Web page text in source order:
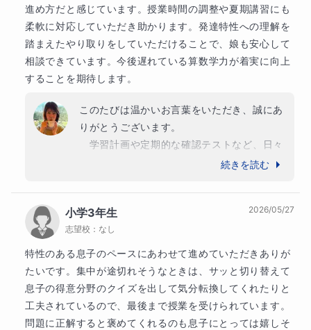
といった経験をしていることもあります。
そのため本コースでは、
できた経験を積み重ねること
お子さんに合った学習方法を見つけながら、少しずつ国語
への自信を育てていきます。
🌼授業の流れ（50分）🌼
進め方だと感じています。授業時間の調整や夏期講習にも
柔軟に対応していただき助かります。発達特性への理解を
踏まえたやり取りをしていただけることで、娘も安心して
相談できています。今後遅れている算数学力が着実に向上
することを期待します。
このたびは温かいお言葉をいただき、誠にあ
りがとうございます。
学習計画や定期的な確認テストなど、日々
の取り組みをそのように感じていただけたこ
相談しながら学習を進められていると伺い、
とても嬉しく思います。
これからも理解度を丁寧に確認しながら、
一歩ずつ「できた！」を増やし、自信につな
がる授業を心がけてまいります。
算数の力を着実に伸ばしていけるよう、引
き続き精一杯サポートさせていただきます。
今後ともよろしくお願いいたします。
続きを読む
小学3年生
志望校： なし
2026/05/27
特性のある息子のペースにあわせて進めていただきありが
たいです。集中が途切れそうなときは、サッと切り替えて
息子の得意分野のクイズを出して気分転換してくれたりと
工夫されているので、最後まで授業を受けられています。
問題に正解すると褒めてくれるのも息子にとっては嬉しそ